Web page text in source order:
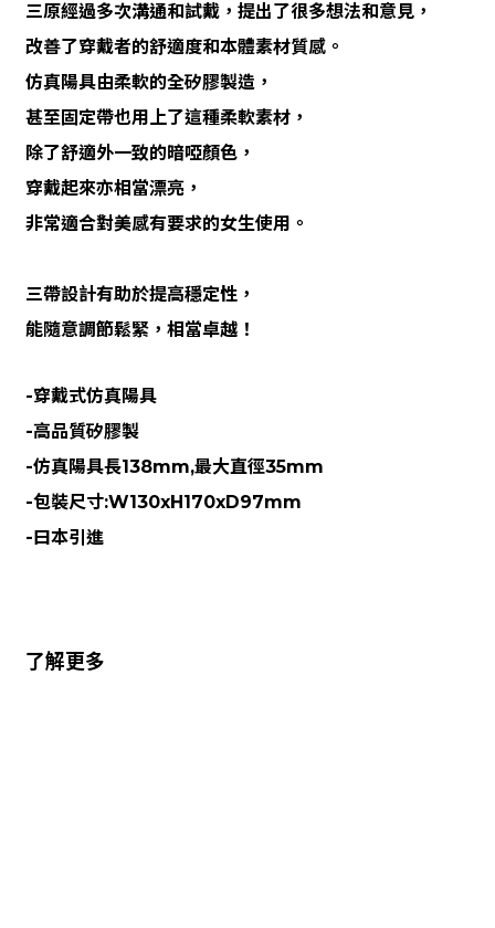
三原經過多次溝通和試戴，提出了很多想法和意見，
改善了穿戴者的舒適度和本體素材質感。
仿真陽具由柔軟的全矽膠製造，
甚至固定帶也用上了這種柔軟素材，
除了舒適外一致的暗啞顏色，
穿戴起來亦相當漂亮，
非常適合對美感有要求的女生使用。
三帶設計有助於提高穩定性，
能隨意調節鬆緊，相當卓越！
-穿戴式仿真陽具
-高品質矽膠製
-仿真陽具長138mm,最大直徑35mm
-包裝尺寸:W130xH170xD97mm
-曰本引進
了解更多